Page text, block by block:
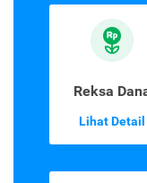
Reksa
Lihat Detail